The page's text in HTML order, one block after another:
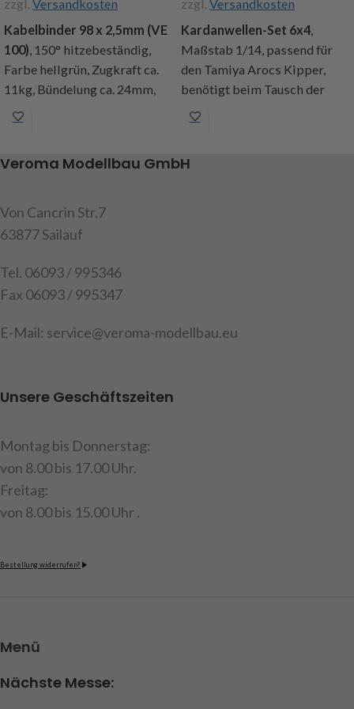
zzgl. Versandkosten
Kabelbinder 98 x 2,5mm (VE
100), 150° hitzebeständig,
Farbe hellgrün, Zugkraft ca.
11kg, Bündelung ca. 24mm,
Inhalt: 100 Kabelbinder
Achtung! Nicht für Kinder
zzgl. Versandkosten
Kardanwellen-Set 6x4,
Maßstab 1/14, passend für
den Tamiya Arocs Kipper,
benötigt beim Tausch der
Hinterachsen gegen
Kardanwellen
Veroma Modellbau GmbH
Von Cancrin Str.7
63877 Sailauf
Tel. 06093 / 995346
Fax 06093 / 995347
E-Mail: service@veroma-modellbau.eu
Unsere Geschäftszeiten
Montag bis Donnerstag:
von 8.00 bis 17.00 Uhr.
Freitag:
von 8.00 bis 15.00 Uhr .
Bestellung widerrufen?
Menü
Nächste Messe: